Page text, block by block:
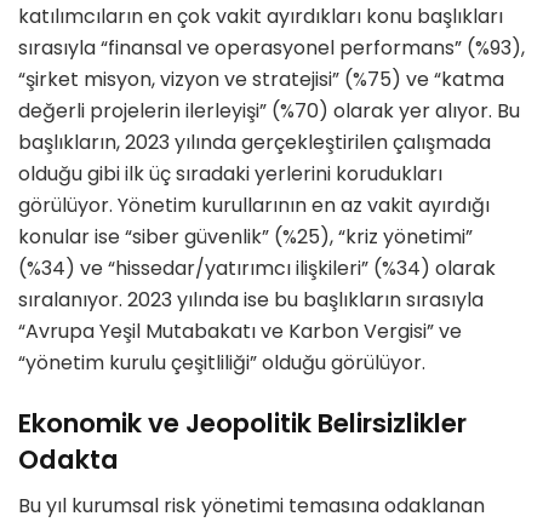
katılımcıların en çok vakit ayırdıkları konu başlıkları
sırasıyla “finansal ve operasyonel performans” (%93),
“şirket misyon, vizyon ve stratejisi” (%75) ve “katma
değerli projelerin ilerleyişi” (%70) olarak yer alıyor. Bu
başlıkların, 2023 yılında gerçekleştirilen çalışmada
olduğu gibi ilk üç sıradaki yerlerini korudukları
görülüyor. Yönetim kurullarının en az vakit ayırdığı
konular ise “siber güvenlik” (%25), “kriz yönetimi”
(%34) ve “hissedar/yatırımcı ilişkileri” (%34) olarak
sıralanıyor. 2023 yılında ise bu başlıkların sırasıyla
“Avrupa Yeşil Mutabakatı ve Karbon Vergisi” ve
“yönetim kurulu çeşitliliği” olduğu görülüyor.
Ekonomik ve Jeopolitik Belirsizlikler
Odakta
Bu yıl kurumsal risk yönetimi temasına odaklanan